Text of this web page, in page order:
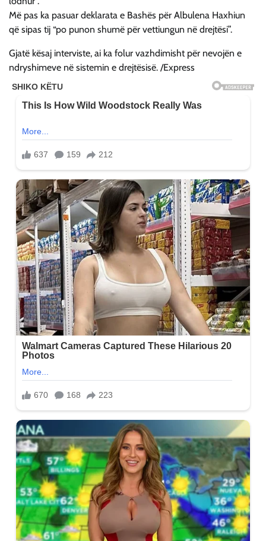
Më pas ka pasuar deklarata e Bashës për Albulena Haxhiun
që sipas tij “po punon shumë për vettiungun në drejtësi”.
Gjatë kësaj interviste, ai ka folur vazhdimisht për nevojën e
ndryshimeve në sistemin e drejtësisë. /Express